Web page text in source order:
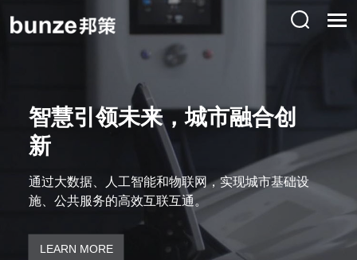
智慧引领未来，城市融合创
新
通过大数据、人工智能和物联网，实现城市基础设
施、公共服务的高效互联互通。
LEARN MORE